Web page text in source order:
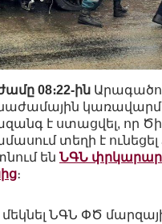
08։22-ին
է ստացվել, որ
տեղի է
են ՆԳՆ փրկարար
։
ՆԳՆ ՓԾ